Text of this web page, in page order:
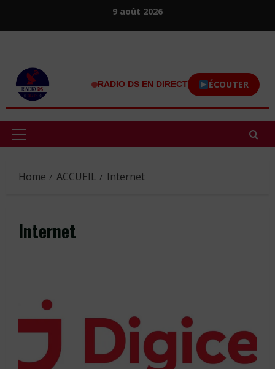
9 août 2026
RADIO DS EN DIRECT ÉCOUTER
Primary
Home ACCUEIL Internet
Internet